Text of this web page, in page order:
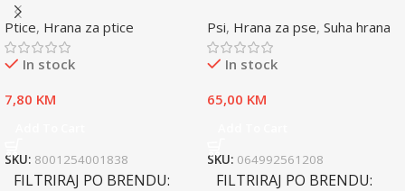
Ptice, Hrana za ptice
In stock
7,80 KM
SKU: 8001254001838
FILTRIRAJ PO BRENDU
Psi, Hrana za pse, Suha hrana
In stock
65,00 KM
SKU: 064992561208
FILTRIRAJ PO BRENDU